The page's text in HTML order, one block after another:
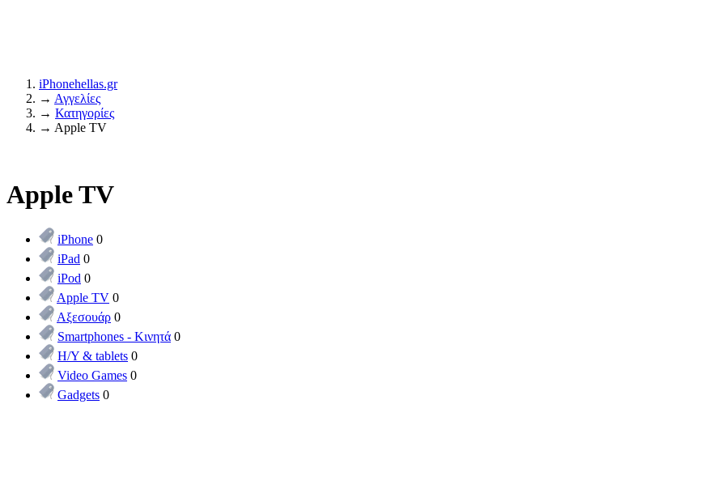
iPhonehellas.gr
→ Αγγελίες
→ Κατηγορίες
→ Apple TV
Apple TV
iPhone 0
iPad 0
iPod 0
Apple TV 0
Αξεσουάρ 0
Smartphones - Κινητά 0
Η/Υ & tablets 0
Video Games 0
Gadgets 0